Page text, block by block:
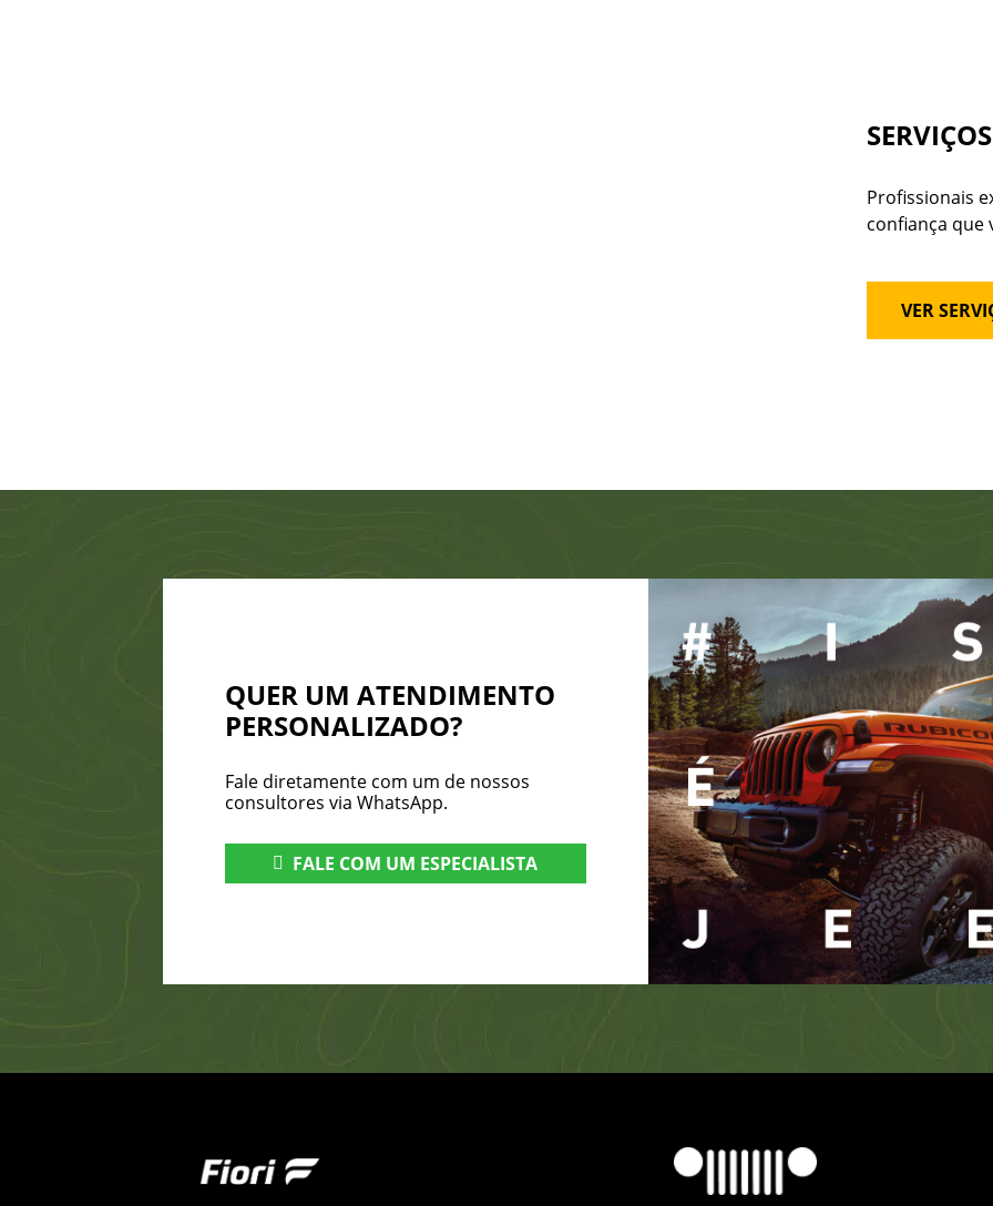
SERVIÇOS
Profissionais
confiança que
VER
QUER UM ATENDIMENTO
PERSONALIZADO?
Fale diretamente com um de nossos
consultores via WhatsApp.
FALE COM UM ESPECIALISTA